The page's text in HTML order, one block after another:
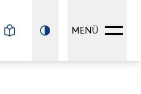
MENÜ